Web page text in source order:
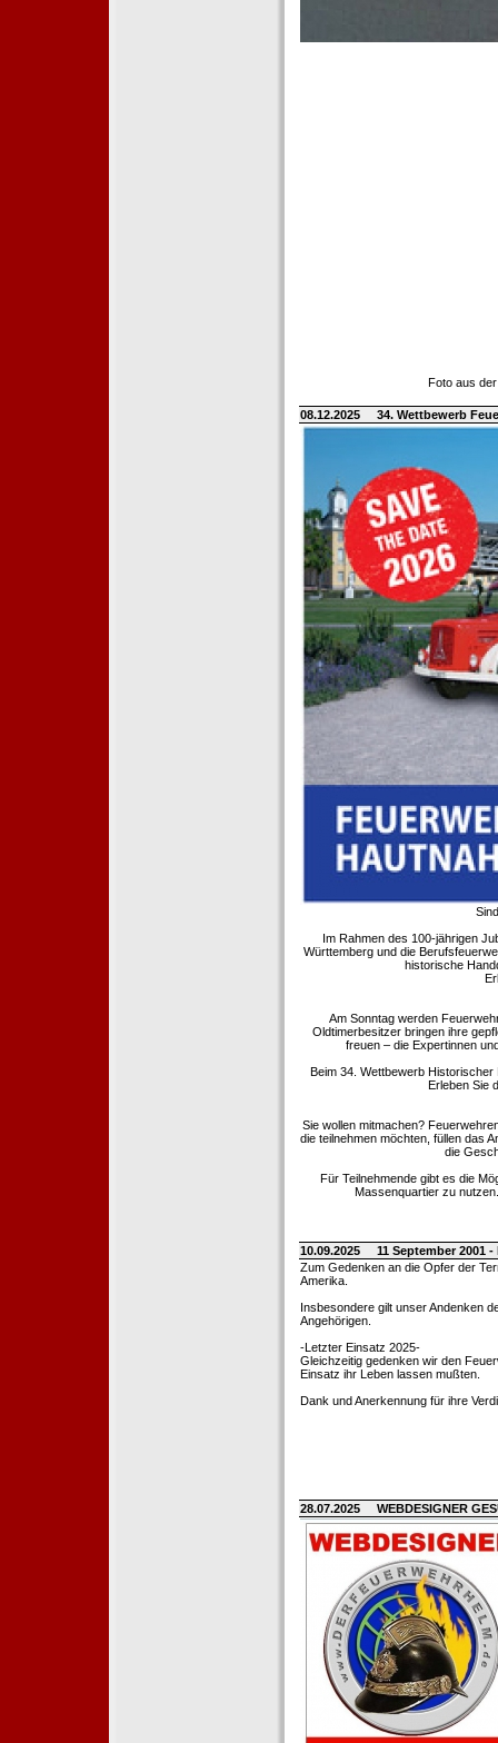
Foto aus
08.12.2025 34. Wettbewerb
Im Rahmen des 100-jährigen
Württemberg und die
historische
Am Sonntag werden
Oldtimerbesitzer bringen ihre
freuen – die Expertinnen
Beim 34. Wettbewerb
Erleben Sie
Sie wollen mitmachen?
die teilnehmen möchten, füllen das
die
Für Teilnehmende gibt es die
Massenquartier zu
10.09.2025
11 September 2001
Zum Gedenken an die Opfer der
Amerika.
Insbesondere gilt unser Andenken
Angehörigen.
-Letzter Einsatz 2025-
Gleichzeitig gedenken wir den
Einsatz ihr Leben lassen mußten.
Dank und Anerkennung für ihre
28.07.2025 WEBDESIGNER